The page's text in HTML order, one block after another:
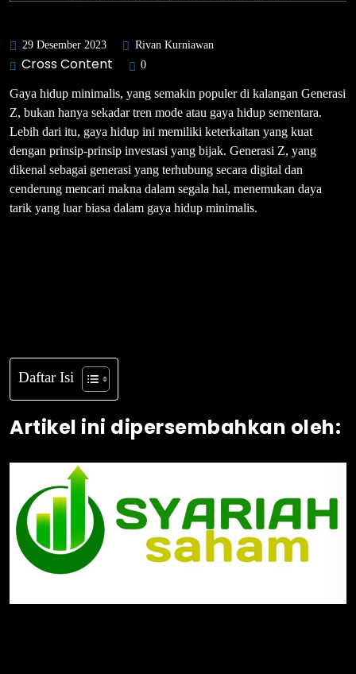
29 Desember 2023 Rivan Kurniawan
Cross Content 0
Gaya hidup minimalis, yang semakin populer di kalangan Generasi
Z, bukan hanya sekadar tren mode atau gaya hidup sementara.
Lebih dari itu, gaya hidup ini memiliki keterkaitan yang kuat
dengan prinsip-prinsip investasi yang bijak. Generasi Z, yang
dikenal sebagai generasi yang terhubung secara digital dan
cenderung mencari makna dalam segala hal, menemukan daya
tarik yang luar biasa dalam gaya hidup minimalis.
Daftar Isi
Artikel ini dipersembahkan oleh: